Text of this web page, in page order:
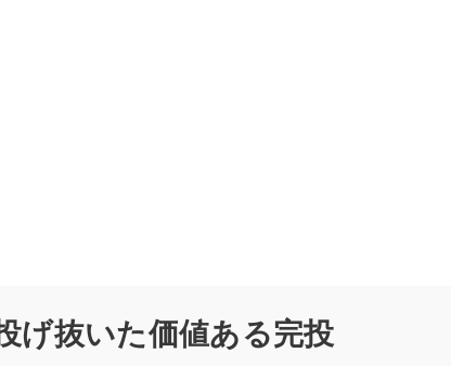
げ抜いた価値ある完投